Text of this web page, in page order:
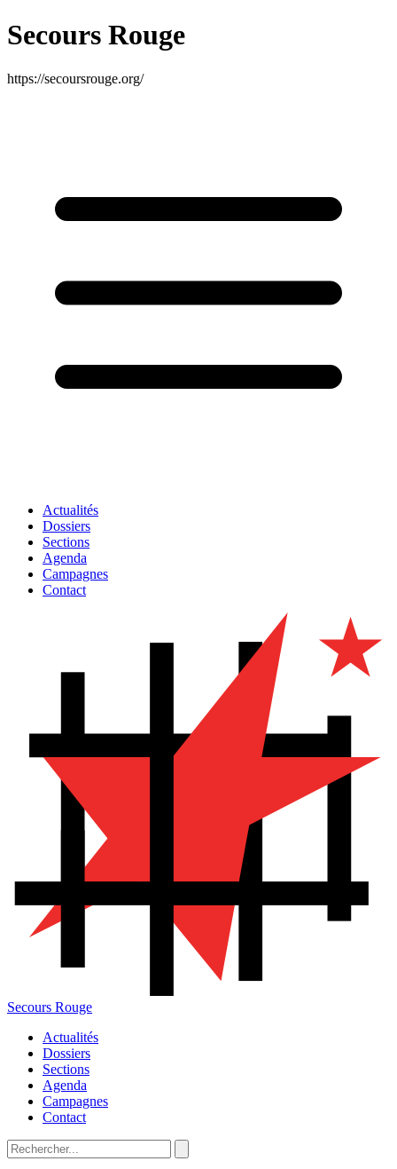
Secours Rouge
https://secoursrouge.org/
Actualités
Dossiers
Sections
Agenda
Campagnes
Contact
Secours Rouge
Actualités
Dossiers
Sections
Agenda
Campagnes
Contact